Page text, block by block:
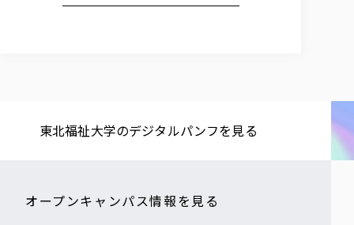
東北福祉大学の​デジタルパンフを​見る​
オープンキャンパス情報を見る